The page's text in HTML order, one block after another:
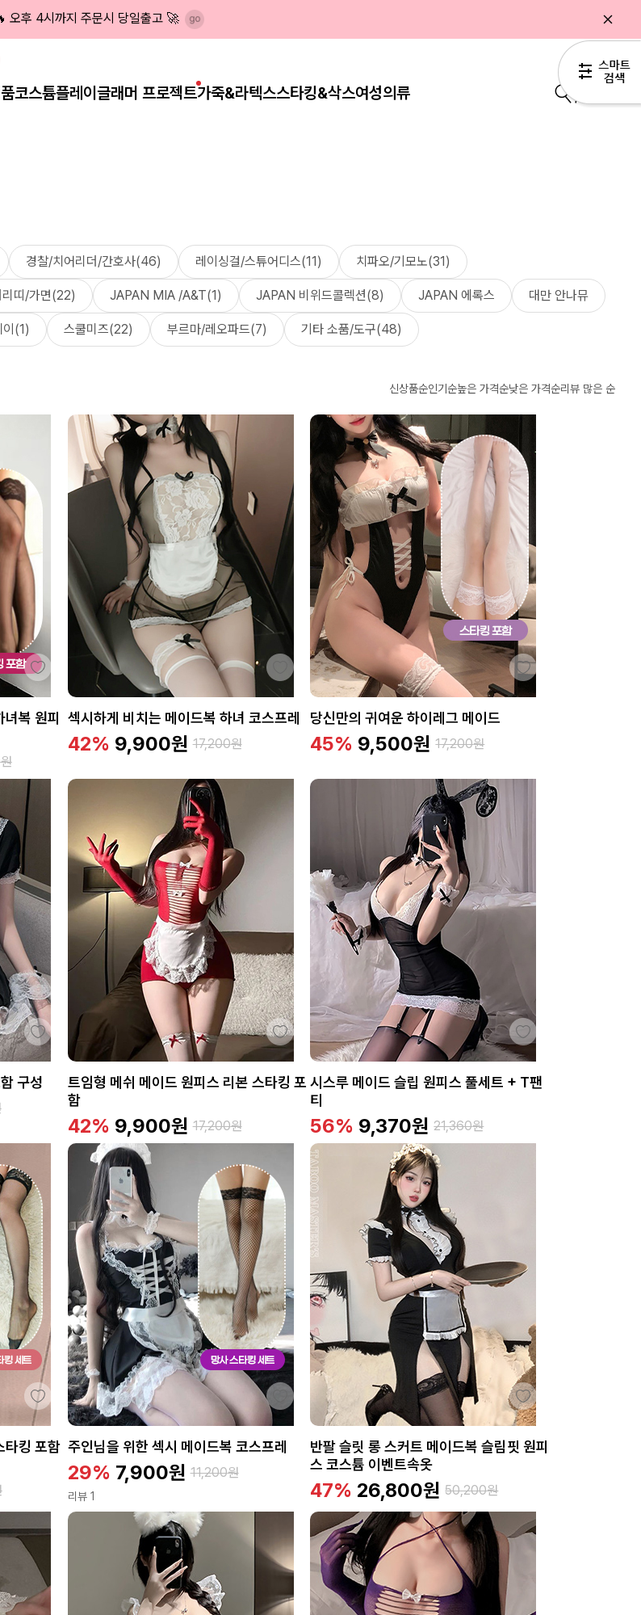
오후 4시까지 주문시 당일출고 🚀
코스튬플레이 글래머 프로젝트가죽&라텍스스타킹&삭스여성의류
경찰/치어리더/간호사(46) 레이싱걸/스튜어디스(11) 치파오/기모노(31)
띠/가면(22) JAPAN MIA /A&T(1) JAPAN 비위드콜렉션(8) JAPAN 에록스 대만 안나뮤
이(1) 스쿨미즈(22) 부르마/레오파드(7) 기타 소품/도구(48)
신상품순인기순높은 가격순낮은 가격순리뷰 많은 순
복 원피
원
섹시하게 비치는 메이드복 하녀 코스프레
42% 9,900원 17,200원
당신만의 귀여운 하이레그 메이드
45% 9,500원 17,200원
구성
트임형 메쉬 메이드 원피스 리본 스타킹 포
함
42% 9,900원 17,200원
시스루 메이드 슬립 원피스 풀세트 + T팬
티
56% 9,370원 21,360원
타킹 포함 주인님을 위한 섹시 메이드복 코스프레
29% 7,900원 11,200원
리뷰 1
반팔 슬릿 롱 스커트 메이드복 슬림핏 원피
스 코스튬 이벤트속옷
47% 26,800원 50,200원